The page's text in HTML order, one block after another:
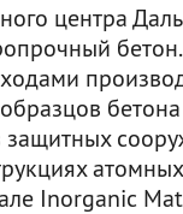
центра
бетона
защитных
Inorganic